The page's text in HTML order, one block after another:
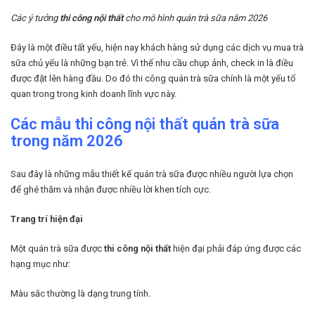
Các ý tưởng thi công nội thấtcho mô hình quán trà sữa năm 2026
Đây là một điều tất yếu, hiện nay khách hàng sử dụng các dịch vụ mua trà
sữa chủ yếu là những bạn trẻ. Vì thế nhu cầu chụp ảnh, check in là điều
được đặt lên hàng đầu. Do đó thi công quán trà sữa chính là một yếu tố
quan trong trong kinh doanh lĩnh vực này.
Các mẫu thi công nội thất quán trà sữa
trong năm 2026
Sau đây là những mẫu thiết kế quán trà sữa được nhiều người lựa chọn
để ghé thăm và nhận được nhiều lời khen tích cực.
Trang trí hiện đại
Một quán trà sữa được thi công nội thất hiện đại phải đáp ứng được các
hạng mục như:
Màu sắc thường là dạng trung tính.